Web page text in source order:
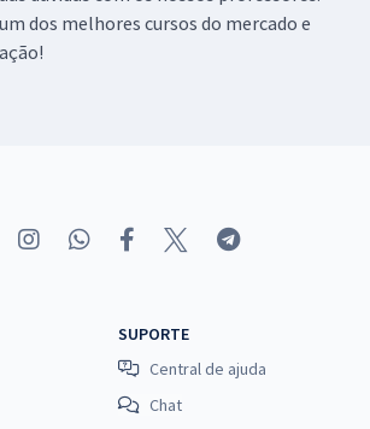
dos melhores cursos do mercado e
SUPORTE
Central de ajuda
Chat